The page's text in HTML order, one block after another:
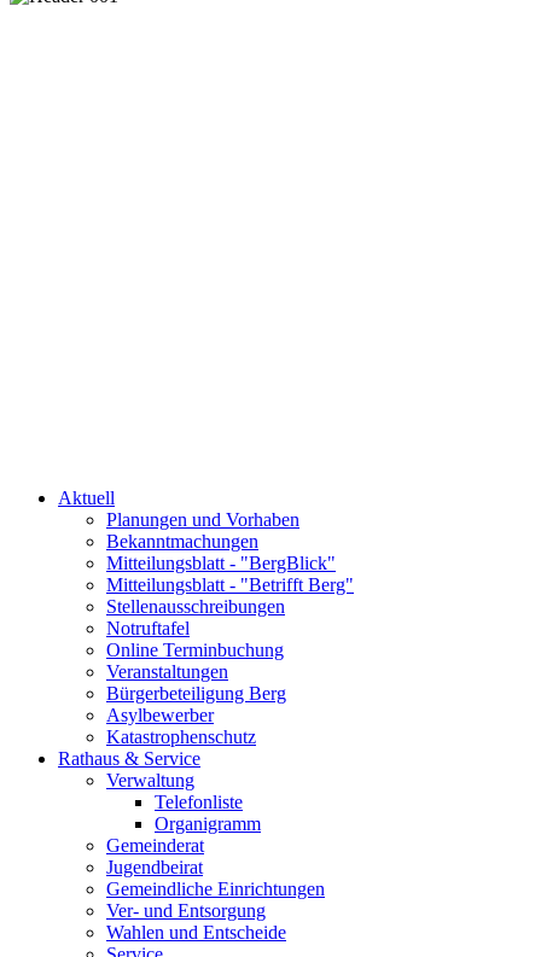
Aktuell
Planungen und Vorhaben
Bekanntmachungen
Mitteilungsblatt - "BergBlick"
Mitteilungsblatt - "Betrifft Berg"
Stellenausschreibungen
Notruftafel
Online Terminbuchung
Veranstaltungen
Bürgerbeteiligung Berg
Asylbewerber
Katastrophenschutz
Rathaus & Service
Verwaltung
Telefonliste
Organigramm
Gemeinderat
Jugendbeirat
Gemeindliche Einrichtungen
Ver- und Entsorgung
Wahlen und Entscheide